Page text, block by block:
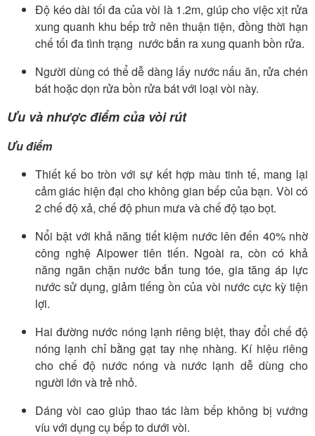
Độ kéo dài tối đa của vòi là 1.2m, giúp cho việc xịt rửa
xung quanh khu bếp trở nên thuận tiện, đồng thời hạn
chế tối đa tình trạng nước bắn ra xung quanh bồn rửa.
Người dùng có thể dễ dàng lấy nước nấu ăn, rửa chén
bát hoặc dọn rửa bồn rửa bát với loại vòi này.
Ưu và nhược điểm của vòi rút
Ưu điểm
Thiết kế bo tròn với sự kết hợp màu tinh tế, mang lại
cảm giác hiện đại cho không gian bếp của bạn. Vòi có
2 chế độ xả, chế độ phun mưa và chế độ tạo bọt.
Nổi bật với khả năng tiết kiệm nước lên đến 40% nhờ
công nghệ Aipower tiên tiến. Ngoài ra, còn có khả
năng ngăn chặn nước bắn tung tóe, gia tăng áp lực
nước sử dụng, giảm tiếng ồn của vòi nước cực kỳ tiện
lợi.
Hai đường nước nóng lạnh riêng biệt, thay đổi chế độ
nóng lạnh chỉ bằng gạt tay nhẹ nhàng. Kí hiệu riêng
cho chế độ nước nóng và nước lạnh dễ dùng cho
người lớn và trẻ nhỏ.
Dáng vòi cao giúp thao tác làm bếp không bị vướng
víu với dụng cụ bếp to dưới vòi.